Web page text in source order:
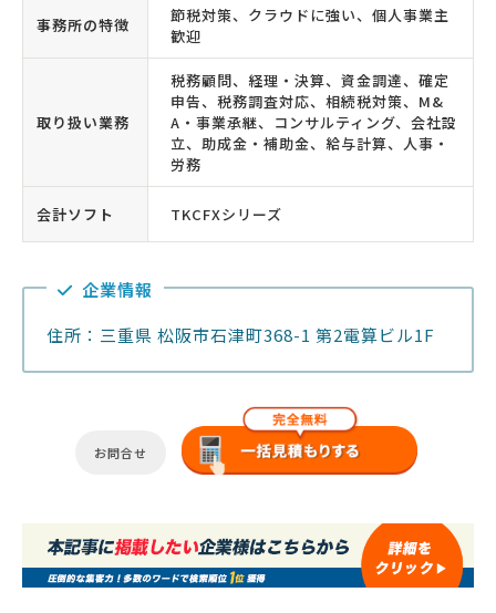
事務所の特徴
節税対策、クラウドに強い、個人事業主
歓迎
取り扱い業務
税務顧問、経理・決算、資金調達、確定
申告、税務調査対応、相続税対策、M&
A・事業承継、コンサルティング、会社設
立、助成金・補助金、給与計算、人事・
労務
会計ソフト TKCFXシリーズ
企業情報
住所：三重県 松阪市石津町368-1 第2電算ビル1F
お問合せ